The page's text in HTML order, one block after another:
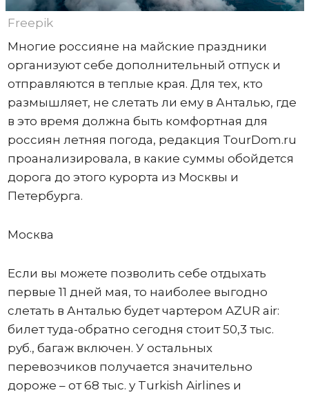
Freepik
Многие россияне на майские праздники
организуют себе дополнительный отпуск и
отправляются в теплые края. Для тех, кто
размышляет, не слетать ли ему в Анталью, где
в это время должна быть комфортная для
россиян летняя погода, редакция TourDom.ru
проанализировала, в какие суммы обойдется
дорога до этого курорта из Москвы и
Петербурга.
Москва
Если вы можете позволить себе отдыхать
первые 11 дней мая, то наиболее выгодно
слетать в Анталью будет чартером AZUR air:
билет туда-обратно сегодня стоит 50,3 тыс.
руб., багаж включен. У остальных
перевозчиков получается значительно
дороже – от 68 тыс. у Turkish Airlines и